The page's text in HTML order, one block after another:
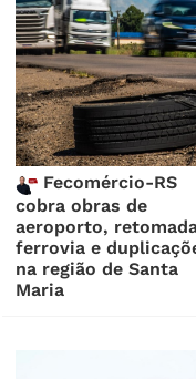
Fecomércio-RS
cobra obras de
aeroporto,
ferrovia e
na região de Santa
Maria